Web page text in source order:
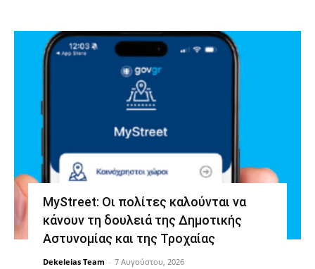
MyStreet: Οι πολίτες καλούνται να
κάνουν τη δουλειά της Δημοτικής
Αστυνομίας και της Τροχαίας
Dekeleias Team - 7 Αυγούστου, 2026